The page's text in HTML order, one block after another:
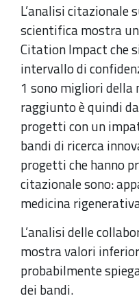
L’analisi citazionale
scientifica mostra
Citation Impact che
intervallo di
1 sono migliori della
raggiunto è quindi
progetti con un
bandi di ricerca
progetti che hanno
citazionale sono:
medicina
L’analisi delle
mostra valori
probabilmente
dei bandi.